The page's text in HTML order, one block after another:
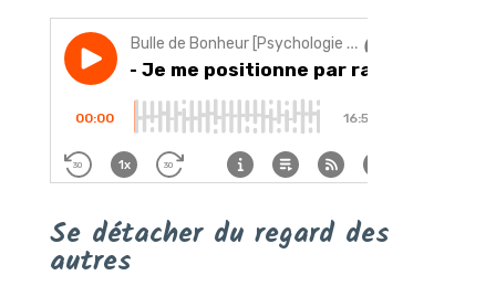
Se détacher du regard des
autres